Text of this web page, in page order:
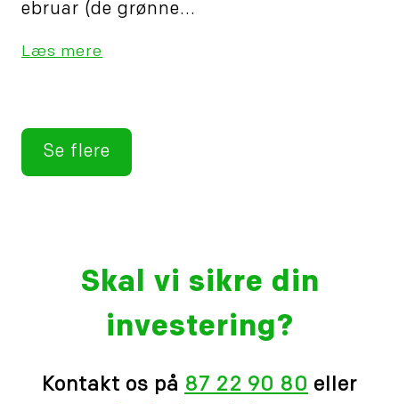
ebruar (de grønne...
Læs mere
Se flere
Skal vi sikre din
investering?
Kontakt os på 87 22 90 80 eller